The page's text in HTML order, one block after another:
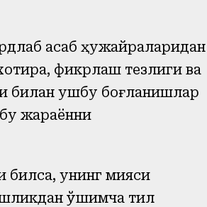
асаб ҳужайраларидан
фикрлаш тезлиги ва
билан ушбу боғланишлар
жараённи
билса, унинг мияси
қўшимча тил